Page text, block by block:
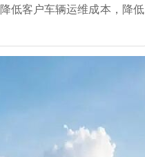
低客户车辆运维成本，降低